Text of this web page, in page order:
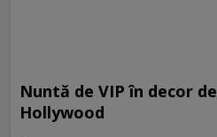
Nuntă de VIP în decor de
Hollywood